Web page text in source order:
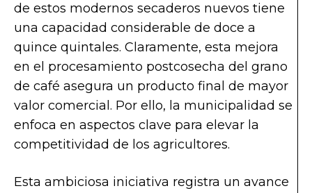
de estos modernos secaderos nuevos tiene
una capacidad considerable de doce a
quince quintales. Claramente, esta mejora
en el procesamiento postcosecha del grano
de café asegura un producto final de mayor
valor comercial. Por ello, la municipalidad se
enfoca en aspectos clave para elevar la
competitividad de los agricultores.
Esta ambiciosa iniciativa registra un avance